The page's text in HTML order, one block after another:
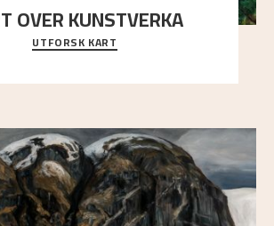
OVER KUNSTVERKA
og utsiktene i Astrups malerier
UTFORSK KART